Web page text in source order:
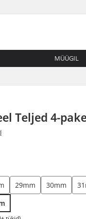
MÜÜGIL
Teljed 4-
29mm 30mm